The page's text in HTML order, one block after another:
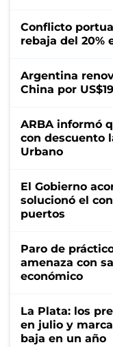
Conflicto
rebaja del 20%
Argentina
China por
ARBA informó
con descuento
Urbano
El Gobierno
solucionó el
puertos
Paro de
amenaza con
económico
La Plata: los
en julio y
baja en un año